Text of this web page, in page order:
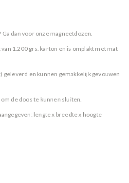
Ga dan voor onze magneetdozen.
1.200 grs. karton en is omplakt met mat
geleverd en kunnen gemakkelijk gevouwen
de doos te kunnen sluiten.
lengte x breedte x hoogte